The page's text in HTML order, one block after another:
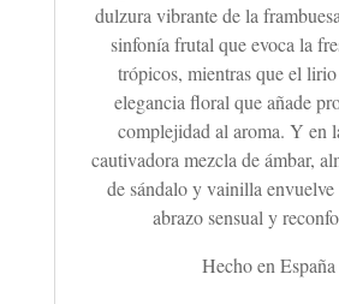
dulzura vibrante de la
sinfonía frutal que evoca la
trópicos, mientras que el
elegancia floral que añade
complejidad al aroma. Y en
cautivadora mezcla de ámbar,
de sándalo y vainilla
abrazo sensual y
Hecho en España